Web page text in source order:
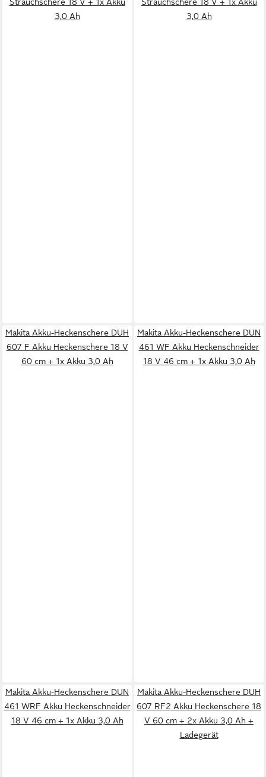
3,0 Ah
3,0 Ah
Makita Akku-Heckenschere DUH
607 F Akku Heckenschere 18 V
60 cm + 1x Akku 3,0 Ah
Makita Akku-Heckenschere DUN
461 WF Akku Heckenschneider
18 V 46 cm + 1x Akku 3,0 Ah
Makita Akku-Heckenschere DUN
461 WRF Akku Heckenschneider
18 V 46 cm + 1x Akku 3,0 Ah
Makita Akku-Heckenschere DUH
607 RF2 Akku Heckenschere 18
V 60 cm + 2x Akku 3,0 Ah +
Ladegerät